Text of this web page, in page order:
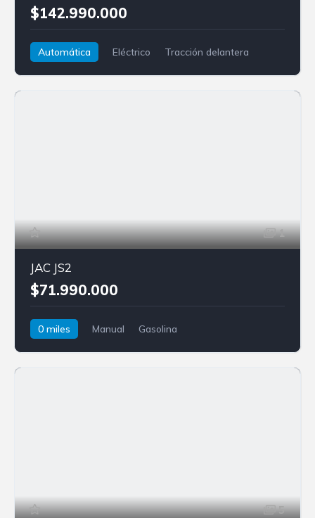
$142.990.000
Automática Eléctrico
Tracción delantera
1
JAC JS2
$71.990.000
0 miles Manual
Gasolina
5